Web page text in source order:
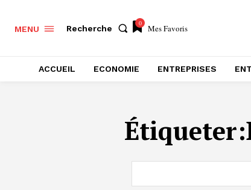
MENU Recherche
0 Mes Favoris
ACCUEIL ECONOMIE ENTREPRISES
Étiqueter: